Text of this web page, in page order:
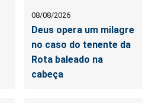
08/08/2026
Deus opera um milagre
no caso do tenente da
Rota baleado na
cabeça